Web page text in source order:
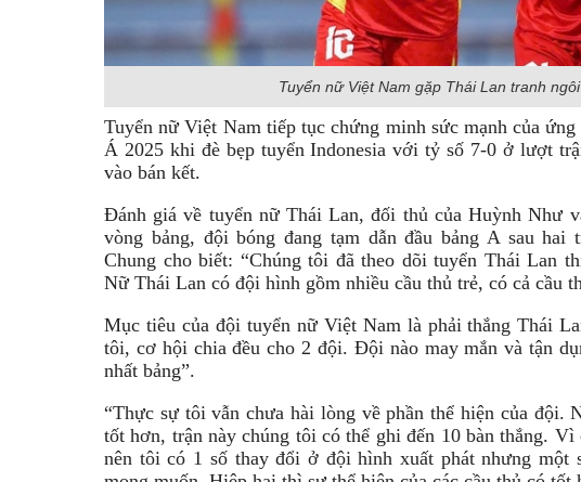
Tuyển nữ Việt Nam gặp Thái Lan tranh
Tuyển nữ Việt Nam tiếp tục chứng minh sức mạnh của
Á 2025 khi đè bẹp tuyển Indonesia với tỷ số 7-0 ở lượt
vào bán kết.
Đánh giá về tuyển nữ Thái Lan, đối thủ của Huỳnh Như
vòng bảng, đội bóng đang tạm dẫn đầu bảng A sau
Chung cho biết: “Chúng tôi đã theo dõi tuyển Thái Lan
Nữ Thái Lan có đội hình gồm nhiều cầu thủ trẻ, có cả cầu
Mục tiêu của đội tuyển nữ Việt Nam là phải thắng Thái
tôi, cơ hội chia đều cho 2 đội. Đội nào may mắn và tận
nhất bảng”.
“Thực sự tôi vẫn chưa hài lòng về phần thể hiện của đội.
tốt hơn, trận này chúng tôi có thể ghi đến 10 bàn thắng.
nên tôi có 1 số thay đổi ở đội hình xuất phát nhưng một